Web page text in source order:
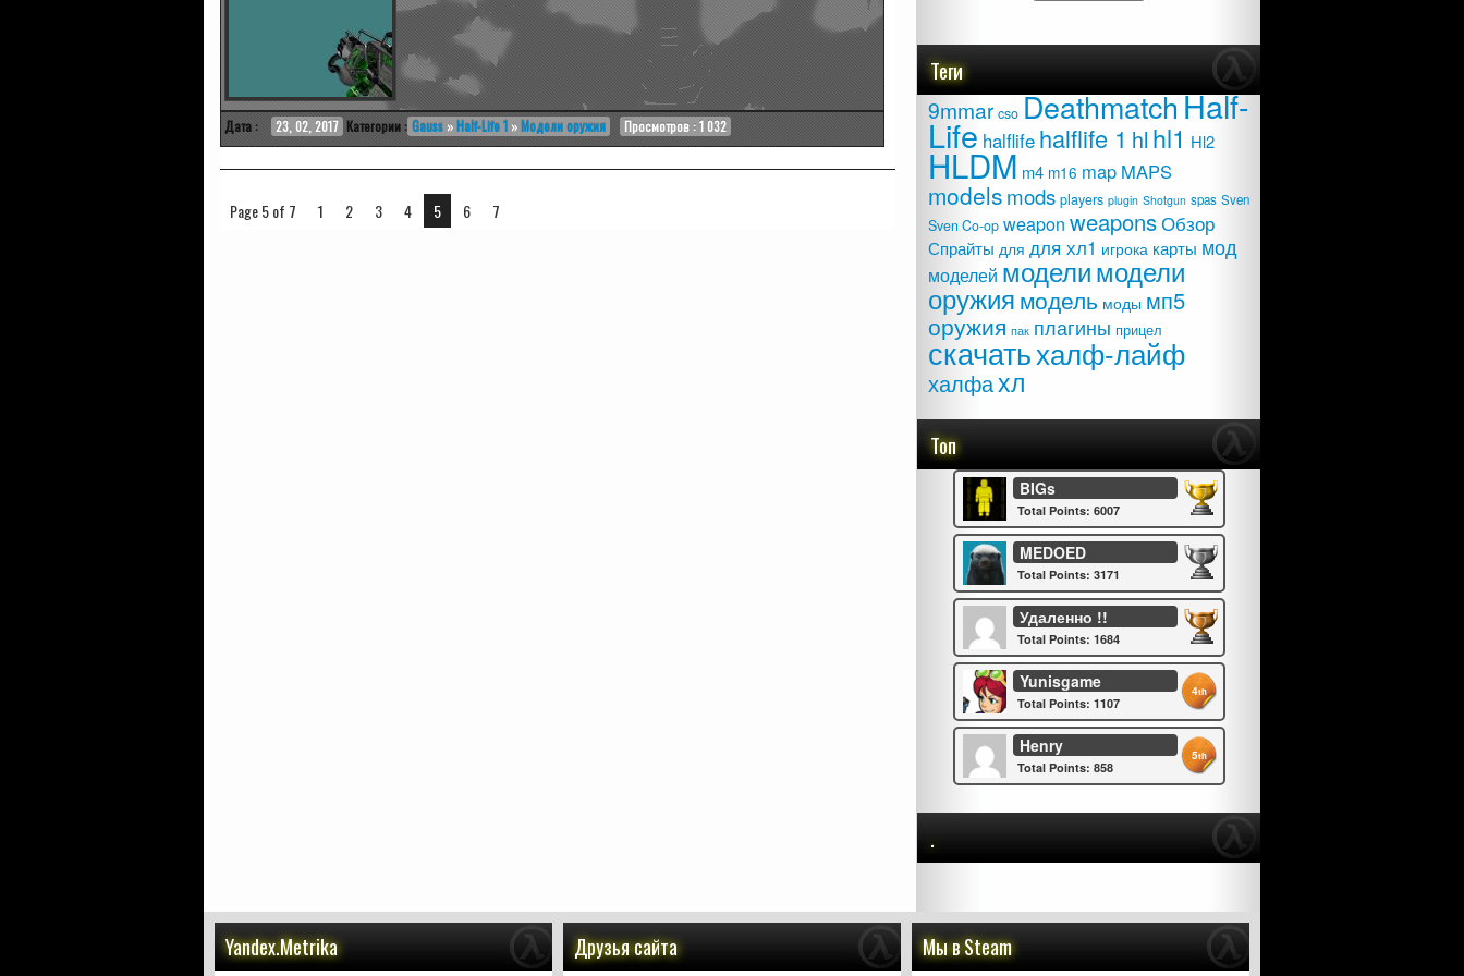
Дата : 23, 02, 2017 Категории : Gauss »Half-Life 1 »Модели оружия Просмотров : 1 032
Page 5 of 7 1 2 3 4 5 6 7
Теги
9mmar cso DeathmatchHalf-
Life halflife halflife 1 hl hl1 Hl2
HLDM m4 m16 map MAPS
modelsmods players plugin Shotgun spas Sven
Sven Co-op weapon weaponsОбзор
Спрайты для для хл1 игрока карты мод
моделей моделимодели
оружиямодель моды мп5
оружия пак плагины прицел
скачатьхалф-лайф
халфахл
Топ
BIGs
Total Points: 6007
MEDOED
Total Points: 3171
Удаленно !!
Total Points: 1684
Yunisgame
Total Points: 1107
4th
Henry
Total Points: 858
5th
.
Yandex.Metrika Друзья сайта Мы в Steam